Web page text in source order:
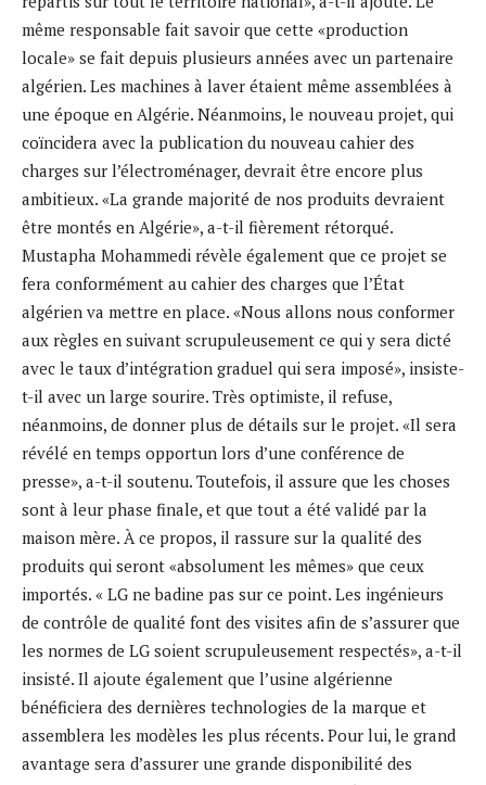
même responsable fait savoir que cette «production
locale» se fait depuis plusieurs années avec un partenaire
algérien. Les machines à laver étaient même assemblées à
une époque en Algérie. Néanmoins, le nouveau projet, qui
coïncidera avec la publication du nouveau cahier des
charges sur l’électroménager, devrait être encore plus
ambitieux. «La grande majorité de nos produits devraient
être montés en Algérie», a-t-il fièrement rétorqué.
Mustapha Mohammedi révèle également que ce projet se
fera conformément au cahier des charges que l’État
algérien va mettre en place. «Nous allons nous conformer
aux règles en suivant scrupuleusement ce qui y sera dicté
avec le taux d’intégration graduel qui sera imposé», insiste-
t-il avec un large sourire. Très optimiste, il refuse,
néanmoins, de donner plus de détails sur le projet. «Il sera
révélé en temps opportun lors d’une conférence de
presse», a-t-il soutenu. Toutefois, il assure que les choses
sont à leur phase finale, et que tout a été validé par la
maison mère. À ce propos, il rassure sur la qualité des
produits qui seront «absolument les mêmes» que ceux
importés. « LG ne badine pas sur ce point. Les ingénieurs
de contrôle de qualité font des visites afin de s’assurer que
les normes de LG soient scrupuleusement respectés», a-t-il
insisté. Il ajoute également que l’usine algérienne
bénéficiera des dernières technologies de la marque et
assemblera les modèles les plus récents. Pour lui, le grand
avantage sera d’assurer une grande disponibilité des